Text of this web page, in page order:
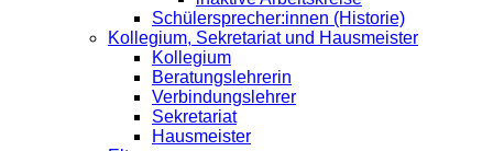
Schülersprecher:innen (Historie)
Kollegium, Sekretariat und Hausmeister
Kollegium
Beratungslehrerin
Verbindungslehrer
Sekretariat
Hausmeister